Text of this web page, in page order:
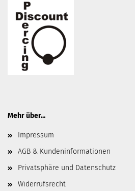
Mehr über...
Impressum
AGB & Kundeninformationen
Privatsphäre und Datenschutz
Widerrufsrecht